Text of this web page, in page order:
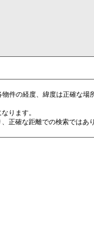
件の経度、緯度は正確な場
ります。
正確な距離での検索ではあ